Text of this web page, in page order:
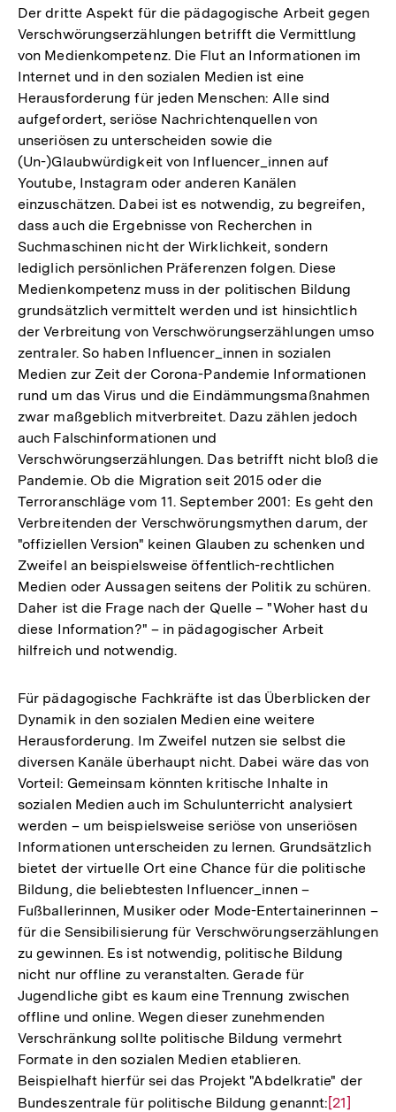
Der dritte Aspekt für die pädagogische Arbeit gegen
Verschwörungserzählungen betrifft die Vermittlung
von Medienkompetenz. Die Flut an Informationen im
Internet und in den sozialen Medien ist eine
Herausforderung für jeden Menschen: Alle sind
aufgefordert, seriöse Nachrichtenquellen von
unseriösen zu unterscheiden sowie die
(Un-)Glaubwürdigkeit von Influencer_innen auf
Youtube, Instagram oder anderen Kanälen
einzuschätzen. Dabei ist es notwendig, zu begreifen,
dass auch die Ergebnisse von Recherchen in
Suchmaschinen nicht der Wirklichkeit, sondern
lediglich persönlichen Präferenzen folgen. Diese
Medienkompetenz muss in der politischen Bildung
grundsätzlich vermittelt werden und ist hinsichtlich
der Verbreitung von Verschwörungserzählungen umso
zentraler. So haben Influencer_innen in sozialen
Medien zur Zeit der Corona-Pandemie Informationen
rund um das Virus und die Eindämmungsmaßnahmen
zwar maßgeblich mitverbreitet. Dazu zählen jedoch
auch Falschinformationen und
Verschwörungserzählungen. Das betrifft nicht bloß die
Pandemie. Ob die Migration seit 2015 oder die
Terroranschläge vom 11. September 2001: Es geht den
Verbreitenden der Verschwörungsmythen darum, der
"offiziellen Version" keinen Glauben zu schenken und
Zweifel an beispielsweise öffentlich-rechtlichen
Medien oder Aussagen seitens der Politik zu schüren.
Daher ist die Frage nach der Quelle – "Woher hast du
diese Information?" – in pädagogischer Arbeit
hilfreich und notwendig.
Für pädagogische Fachkräfte ist das Überblicken der
Dynamik in den sozialen Medien eine weitere
Herausforderung. Im Zweifel nutzen sie selbst die
diversen Kanäle überhaupt nicht. Dabei wäre das von
Vorteil: Gemeinsam könnten kritische Inhalte in
sozialen Medien auch im Schulunterricht analysiert
werden – um beispielsweise seriöse von unseriösen
Informationen unterscheiden zu lernen. Grundsätzlich
bietet der virtuelle Ort eine Chance für die politische
Bildung, die beliebtesten Influencer_innen –
Fußballerinnen, Musiker oder Mode-Entertainerinnen –
für die Sensibilisierung für Verschwörungserzählungen
zu gewinnen. Es ist notwendig, politische Bildung
nicht nur offline zu veranstalten. Gerade für
Jugendliche gibt es kaum eine Trennung zwischen
offline und online. Wegen dieser zunehmenden
Verschränkung sollte politische Bildung vermehrt
Formate in den sozialen Medien etablieren.
Beispielhaft hierfür sei das Projekt "Abdelkratie" der
Bundeszentrale für politische Bildung genannt:Zur
[21]